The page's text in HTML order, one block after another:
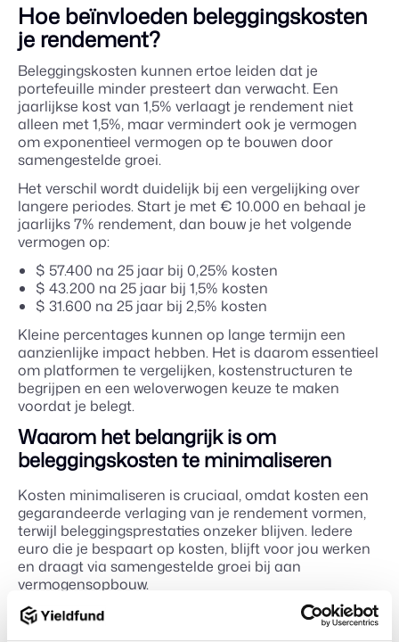
Hoe beïnvloeden beleggingskosten
je rendement?
Beleggingskosten kunnen ertoe leiden dat je
portefeuille minder presteert dan verwacht. Een
jaarlijkse kost van 1,5% verlaagt je rendement niet
alleen met 1,5%, maar vermindert ook je vermogen
om exponentieel vermogen op te bouwen door
samengestelde groei.
Het verschil wordt duidelijk bij een vergelijking over
langere periodes. Start je met € 10.000 en behaal je
jaarlijks 7% rendement, dan bouw je het volgende
vermogen op:
$ 57.400 na 25 jaar bij 0,25% kosten
$ 43.200 na 25 jaar bij 1,5% kosten
$ 31.600 na 25 jaar bij 2,5% kosten
Kleine percentages kunnen op lange termijn een
aanzienlijke impact hebben. Het is daarom essentieel
om platformen te vergelijken, kostenstructuren te
begrijpen en een weloverwogen keuze te maken
voordat je belegt.
Waarom het belangrijk is om
beleggingskosten te minimaliseren
Kosten minimaliseren is cruciaal, omdat kosten een
gegarandeerde verlaging van je rendement vormen,
terwijl beleggingsprestaties onzeker blijven. Iedere
euro die je bespaart op kosten, blijft voor jou werken
en draagt via samengestelde groei bij aan
vermogensopbouw.
Onderzoek toont consistent aan dat actief beheerde
fondsen met hogere kosten op lange termijn zelden